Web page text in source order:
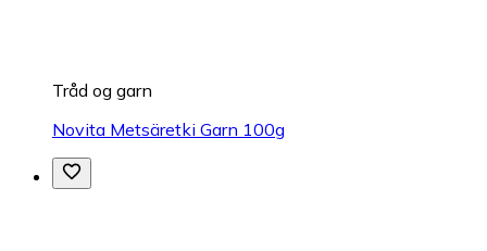
Tråd og garn
Novita Metsäretki Garn 100g